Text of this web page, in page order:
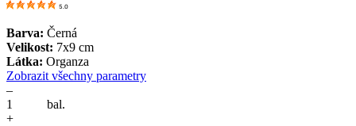
5.0
Barva: Černá
Velikost: 7x9 cm
Látka: Organza
Zobrazit všechny parametry
–
bal.
+